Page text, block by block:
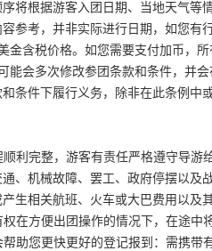
将根据游客入团日期、当地天气等
参考，并非实际进行日期，如您有
金含税价格。如您需要支付加币，
能会多次修改参团条款和条件，并
条件下履行义务，除非在此条例中
顺利完整，游客有责任严格遵守导
、机械故障、罢工、政府停摆以及
生相关航班、火车或大巴费用以及
权在方便出团操作的情况下，在途
帮助您更快更好的登记报到：需携